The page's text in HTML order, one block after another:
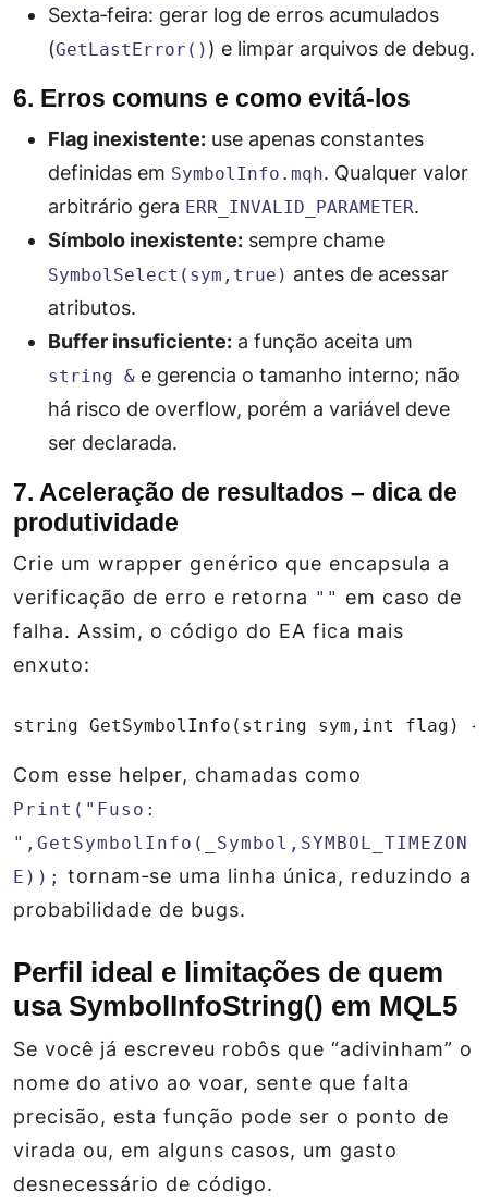
Sexta‑feira: gerar log de erros acumulados
(GetLastError() ) e limpar arquivos de debug.
6. Erros comuns e como evitá‑los
Flag inexistente: use apenas constantes
definidas em SymbolInfo.mqh. Qualquer valor
arbitrário gera ERR_INVALID_PARAMETER.
Símbolo inexistente: sempre chame
SymbolSelect(sym,true) antes de acessar
atributos.
Buffer insuficiente: a função aceita um
string & e gerencia o tamanho interno; não
há risco de overflow, porém a variável deve
ser declarada.
7. Aceleração de resultados – dica de
produtividade
Crie um wrapper genérico que encapsula a
verificação de erro e retorna "" em caso de
falha. Assim, o código do EA fica mais
enxuto:
string GetSymbolInfo(string sym,int
Com esse helper, chamadas como
Print("Fuso:
",GetSymbolInfo(_Symbol,SYMBOL_TIMEZON
E)); tornam‑se uma linha única, reduzindo a
probabilidade de bugs.
Perfil ideal e limitações de quem
usa SymbolInfoString() em MQL5
Se você já escreveu robôs que “adivinham” o
nome do ativo ao voar, sente que falta
precisão, esta função pode ser o ponto de
virada ou, em alguns casos, um gasto
desnecessário de código.